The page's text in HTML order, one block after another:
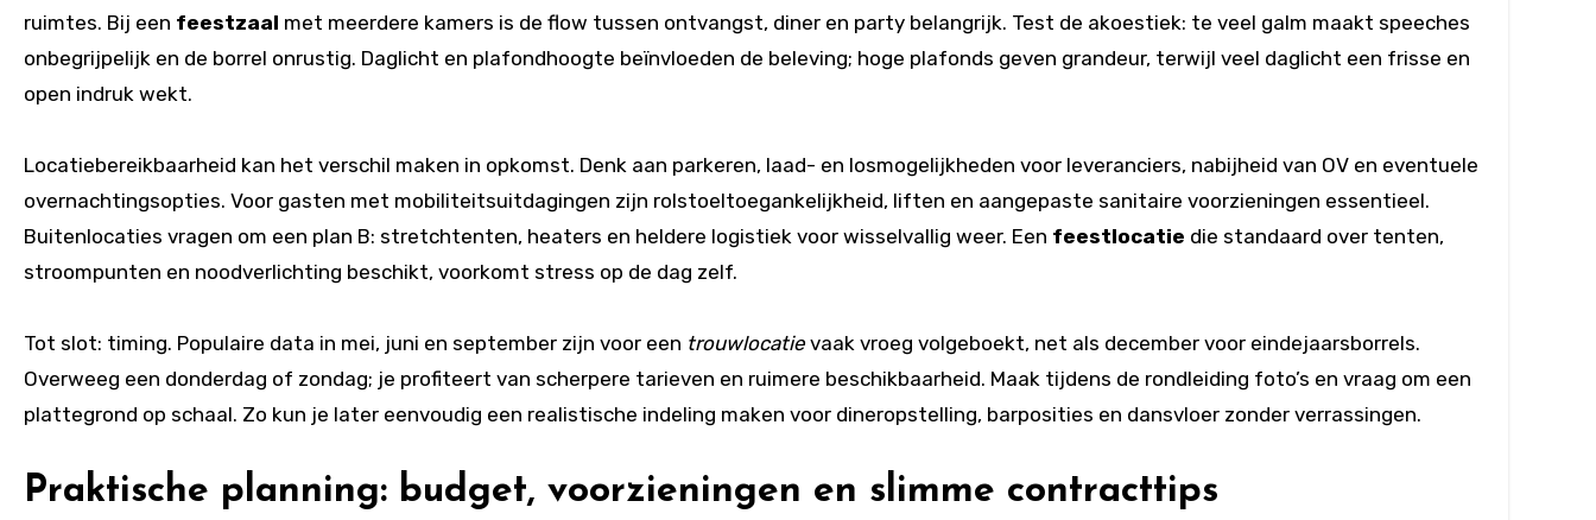
ruimtes. Bij een feestzaal met meerdere kamers is de flow tussen ontvangst, diner en party belangrijk. Test de akoestiek: te veel galm maakt speeches
onbegrijpelijk en de borrel onrustig. Daglicht en plafondhoogte beïnvloeden de beleving; hoge plafonds geven grandeur, terwijl veel daglicht een frisse en
open indruk wekt.
Locatiebereikbaarheid kan het verschil maken in opkomst. Denk aan parkeren, laad- en losmogelijkheden voor leveranciers, nabijheid van OV en eventuele
overnachtingsopties. Voor gasten met mobiliteitsuitdagingen zijn rolstoeltoegankelijkheid, liften en aangepaste sanitaire voorzieningen essentieel.
Buitenlocaties vragen om een plan B: stretchtenten, heaters en heldere logistiek voor wisselvallig weer. Een feestlocatie die standaard over tenten,
stroompunten en noodverlichting beschikt, voorkomt stress op de dag zelf.
Tot slot: timing. Populaire data in mei, juni en september zijn voor een trouwlocatie vaak vroeg volgeboekt, net als december voor eindejaarsborrels.
Overweeg een donderdag of zondag; je profiteert van scherpere tarieven en ruimere beschikbaarheid. Maak tijdens de rondleiding foto’s en vraag om een
plattegrond op schaal. Zo kun je later eenvoudig een realistische indeling maken voor dineropstelling, barposities en dansvloer zonder verrassingen.
Praktische planning: budget, voorzieningen en slimme contracttips